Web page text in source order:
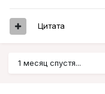
Цитата
1 месяц спустя...